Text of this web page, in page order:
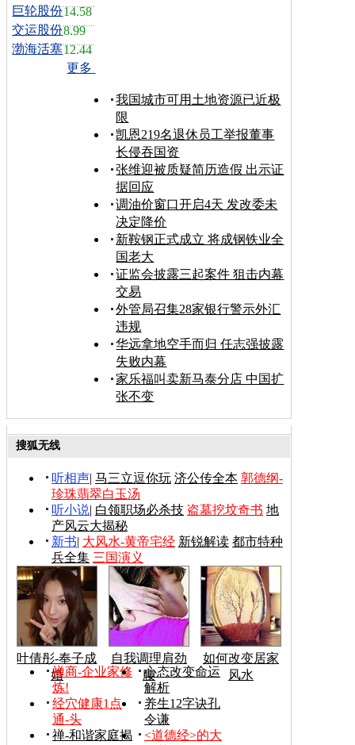
巨轮股份14.58
交运股份8.99
渤海活塞12.44
更多
我国城市可用土地资源已近极
限
凯恩219名退休员工举报董事
长侵吞国资
张维迎被质疑简历造假 出示证
据回应
调油价窗口开启4天 发改委未
决定降价
新鞍钢正式成立 将成钢铁业全
国老大
证监会披露三起案件 狙击内幕
交易
外管局召集28家银行警示外汇
违规
华远拿地空手而归 任志强披露
失败内幕
家乐福叫卖新马泰分店 中国扩
张不变
搜狐无线
听相声| 马三立逗你玩 济公传全本 郭德纲-
珍珠翡翠白玉汤
听小说| 白领职场必杀技 盗墓挖坟奇书 地
产风云大揭秘
新书| 大风水-黄帝宅经 新锐解读 都市特种
兵全集 三国演义
叶倩彤-奉子成
婚
自我调理肩劲
腰
如何改变居家
风水
禅商-企业家修
炼!
心态改变命运
解析
经穴健康1点
通-头
养生12字诀孔
令谦
禅-和谐家庭揭
<道德经>的大